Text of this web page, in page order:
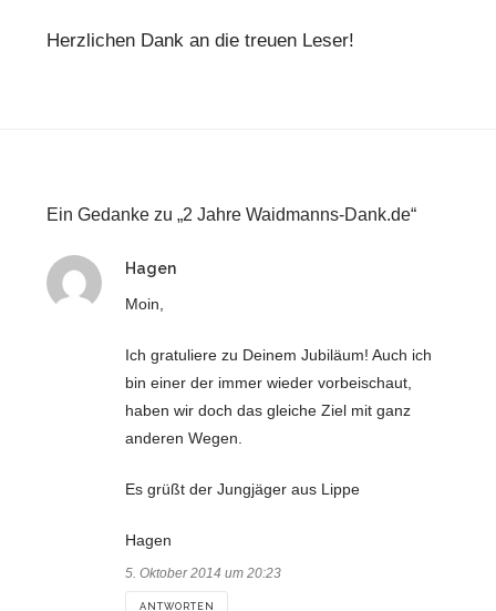
Herzlichen Dank an die treuen Leser!
Ein Gedanke zu „2 Jahre Waidmanns-Dank.de“
Hagensagt:
Moin,
Ich gratuliere zu Deinem Jubiläum! Auch ich
bin einer der immer wieder vorbeischaut,
haben wir doch das gleiche Ziel mit ganz
anderen Wegen.
Es grüßt der Jungjäger aus Lippe
Hagen
5. Oktober 2014 um 20:23
ANTWORTEN